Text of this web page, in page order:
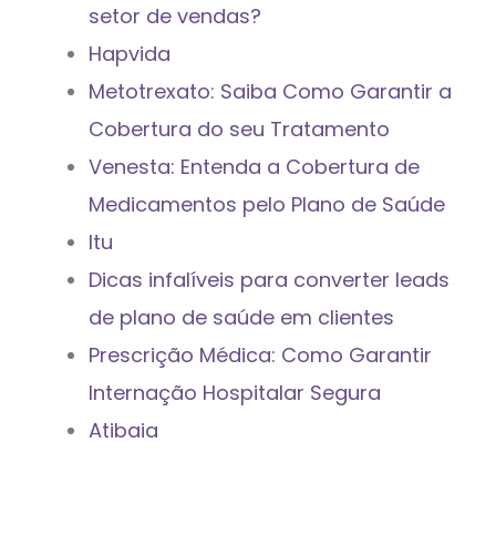
setor de vendas?
Hapvida
Metotrexato: Saiba Como Garantir a
Cobertura do seu Tratamento
Venesta: Entenda a Cobertura de
Medicamentos pelo Plano de Saúde
Itu
Dicas infalíveis para converter leads
de plano de saúde em clientes
Prescrição Médica: Como Garantir
Internação Hospitalar Segura
Atibaia